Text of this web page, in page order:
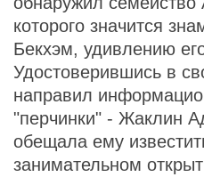
которого значится
Бекхэм, удивлению
Удостоверившись в
направил
"перчинки" - Жаклин
обещала ему
занимательном